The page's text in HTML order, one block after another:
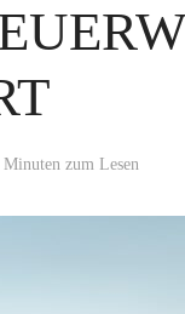
Minuten zum Lesen